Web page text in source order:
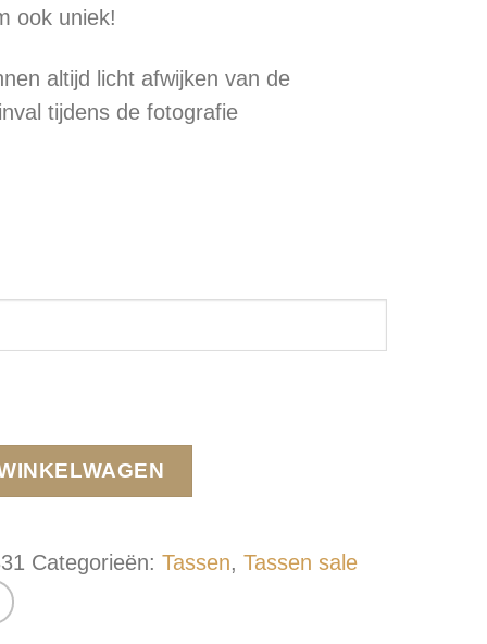
ook uniek!
altijd licht afwijken van de
tijdens de fotografie
Categorieën: Tassen, Tassen sale